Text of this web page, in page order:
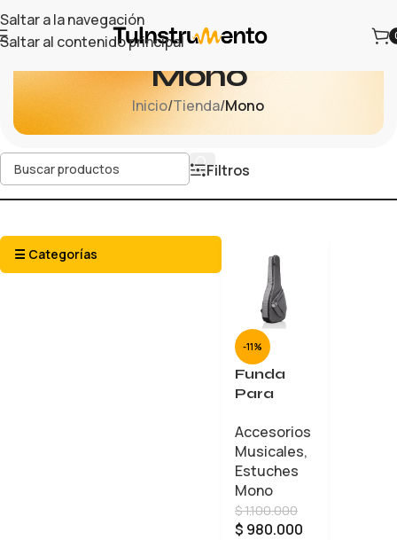
Saltar a la navegación
Saltar al contenido principal
Mono
Inicio/Tienda/Mono
Filtros
☰ Categorías
-11%
Funda
Para
Eléctrica
Mono
M80
Sleeve –
Ash
Accesorios
Musicales,
Estuches
Mono
$1.100.000
$ 980.000